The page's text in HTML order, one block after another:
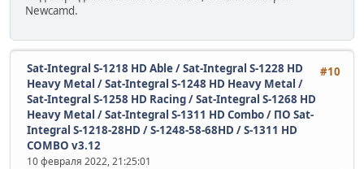
Newcamd.
#10
Sat-Integral S-1218 HD Able / Sat-Integral S-1228 HD
Heavy Metal / Sat-Integral S-1248 HD Heavy Metal /
Sat-Integral S-1258 HD Racing / Sat-Integral S-1268 HD
Heavy Metal / Sat-Integral S-1311 HD Combo/ ПО Sat-
Integral S-1218-28HD / S-1248-58-68HD / S-1311 HD
COMBO v3.12
10 февраля 2022, 21:25:01